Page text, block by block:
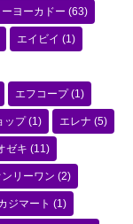
ーヨーカドー (63)
エイビイ (1)
エフコープ(1)
ップ(1) エレナ (5)
ゼキ (11)
ンリーワン (2)
ジマート (1)